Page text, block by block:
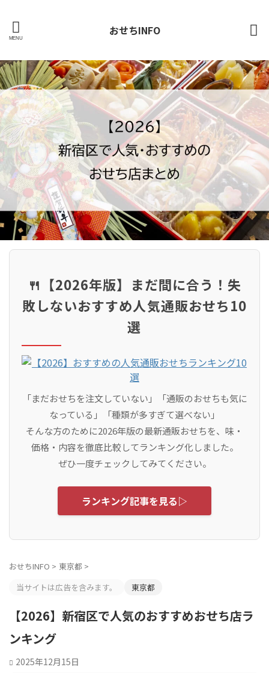
おせちINFO
🍴【2026年版】まだ間に合う！失
敗しないおすすめ人気通販おせち10
選
「まだおせちを注文していない」「通販のおせちも気に
なっている」「種類が多すぎて選べない」
そんな方のために2026年版の最新通販おせちを、味・
価格・内容を徹底比較してランキング化しました。
ぜひ一度チェックしてみてください。
ランキング記事を見る▷
おせちINFO > 東京都 >
当サイトは広告を含みます。
東京都
【2026】新宿区で人気のおすすめおせち店ラ
ンキング
2025年12月15日